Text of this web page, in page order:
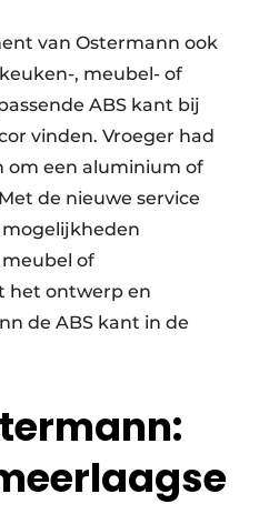
van Ostermann ook
, meubel- of
ABS kant bij
vinden. Vroeger had
om een aluminium of
de nieuwe service
meubel of
het ontwerp en
de ABS kant in de